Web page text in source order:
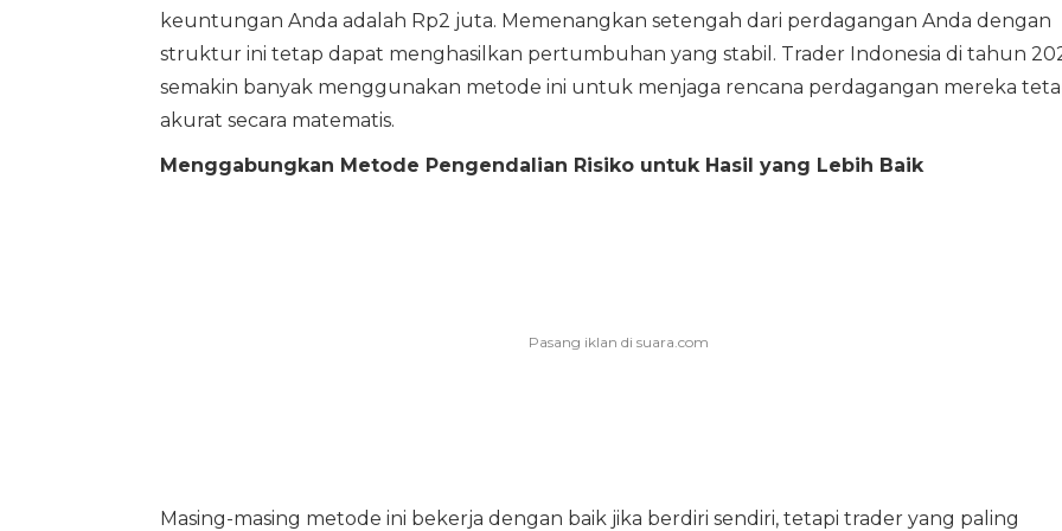
keuntungan Anda adalah Rp2 juta. Memenangkan setengah dari perdagangan Anda dengan
struktur ini tetap dapat menghasilkan pertumbuhan yang stabil. Trader Indonesia di tahun
semakin banyak menggunakan metode ini untuk menjaga rencana perdagangan mereka
akurat secara matematis.
Menggabungkan Metode Pengendalian Risiko untuk Hasil yang Lebih Baik
Masing-masing metode ini bekerja dengan baik jika berdiri sendiri, tetapi trader yang paling